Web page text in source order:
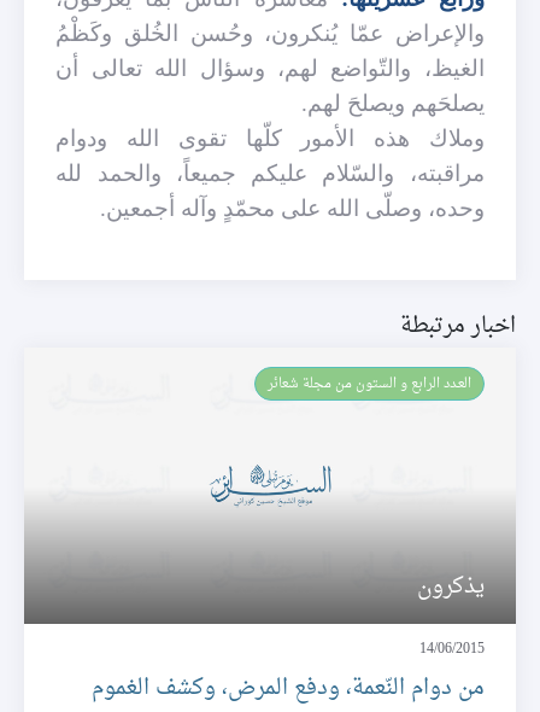
والإعراض عمّا يُنكرون، وحُسن الخُلق وكَظْمُ
الغيظ، والتّواضع لهم، وسؤال الله تعالى أن
يصلحَهم ويصلحَ لهم.
وملاك هذه الأمور كلّها تقوى الله ودوام
مراقبته، والسّلام عليكم جميعاً، والحمد لله
وحده، وصلّى الله على محمّدٍ وآله أجمعين.
اخبار مرتبطة
العـدد الرابع و الستون من مجلة شعائر
يذكرون
14/06/2015
من دوام النّعمة، ودفع المرض، وكشف الغموم